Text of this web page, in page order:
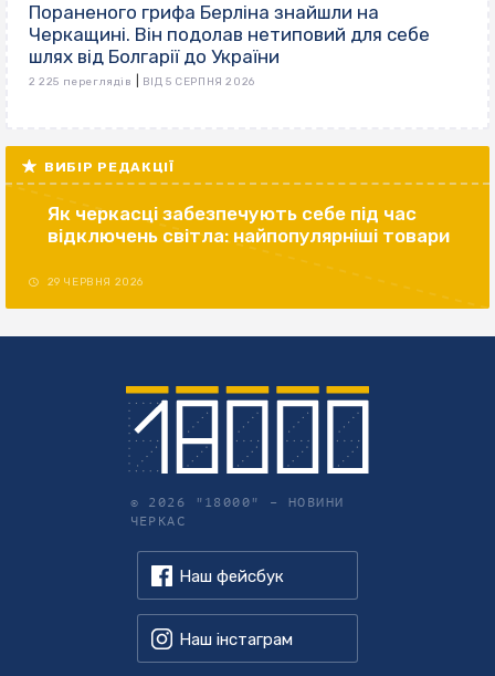
Пораненого грифа Берліна знайшли на
Черкащині. Він подолав нетиповий для себе
шлях від Болгарії до України
2 225 переглядів ВІД 5 СЕРПНЯ 2026
ВИБІР РЕДАКЦІЇ
Як черкасці забезпечують себе під час
відключень світла: найпопулярніші товари
29 ЧЕРВНЯ 2026
© 2026 "18000" – НОВИНИ
ЧЕРКАС
Наш фейсбук
Наш інстаграм